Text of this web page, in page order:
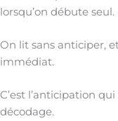
lorsqu’on débute seul.
On lit sans anticiper,
immédiat.
C’est l’anticipation
décodage.